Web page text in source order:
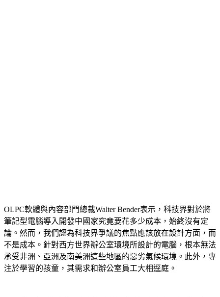
OLPC軟體與內容部門總裁Walter Bender表示，科技界對於將
筆記型電腦導入開發中國家究竟要花多少成本，始終沒有定
論。然而，我們認為科技界爭議的焦點應該放在設計方面，而
不是成本。針對西方世界辦公室環境所設計的電腦，根本無法
承受非洲、亞洲及南美洲這些地區的惡劣氣候環境。此外，專
注於學習的孩童，其需求和辦公室員工大相逕庭。